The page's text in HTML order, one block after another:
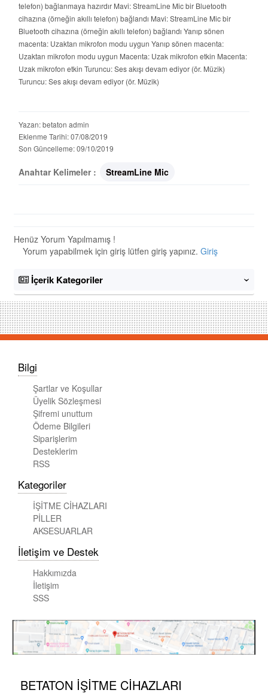
telefon) bağlanmaya hazırdır Mavi: StreamLine Mic bir Bluetooth
cihazına (örneğin akıllı telefon) bağlandı Mavi: StreamLine Mic bir
Bluetooth cihazına (örneğin akıllı telefon) bağlandı Yanıp sönen
macenta: Uzaktan mikrofon modu uygun Yanıp sönen macenta:
Uzaktan mikrofon modu uygun Macenta: Uzak mikrofon etkin Macenta:
Uzak mikrofon etkin Turuncu: Ses akışı devam ediyor (ör. Müzik)
Turuncu: Ses akışı devam ediyor (ör. Müzik)
Yazan: betaton admin
Eklenme Tarihi: 07/08/2019
Son Güncelleme: 09/10/2019
Anahtar Kelimeler : StreamLine Mic
Henüz Yorum Yapılmamış !
Yorum yapabilmek için giriş lütfen giriş yapınız. Giriş
İçerik Kategoriler ‹
Bilgi
Şartlar ve Koşullar
Üyelik Sözleşmesi
Şifremi unuttum
Ödeme Bilgileri
Siparişlerim
Desteklerim
RSS
Kategoriler
İŞİTME CİHAZLARI
PİLLER
AKSESUARLAR
İletişim ve Destek
Hakkımızda
İletişim
SSS
BETATON İŞİTME CİHAZLARI